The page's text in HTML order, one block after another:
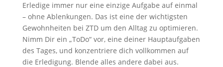
Erledige immer nur eine einzige Aufgabe auf einmal
– ohne Ablenkungen. Das ist eine der wichtigsten
Gewohnheiten bei ZTD um den Alltag zu optimieren.
Nimm Dir ein „ToDo“ vor, eine deiner Hauptaufgaben
des Tages, und konzentriere dich vollkommen auf
die Erledigung. Blende alles andere dabei aus.